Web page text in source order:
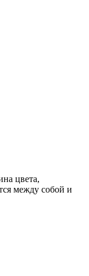
цвета,
между собой и